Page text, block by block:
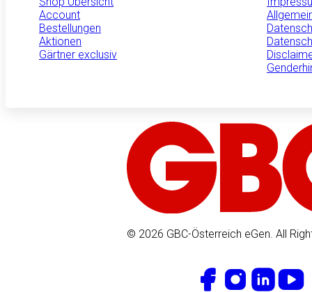
Account
Bestellungen
Aktionen
Gärtner exclusiv
© 2026 GBC-Österreich eGen. All